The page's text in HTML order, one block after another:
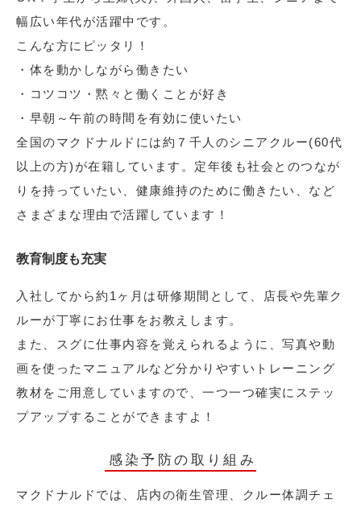
幅広い年代が活躍中です。
こんな方にピッタリ！
・体を動かしながら働きたい
・コツコツ・黙々と働くことが好き
・早朝～午前の時間を有効に使いたい
全国のマクドナルドには約７千人のシニアクルー(60代
以上の方)が在籍しています。定年後も社会とのつなが
りを持っていたい、健康維持のために働きたい、など
さまざまな理由で活躍しています！
教育制度も充実
入社してから約1ヶ月は研修期間として、店長や先輩ク
ルーが丁寧にお仕事をお教えします。
また、スグに仕事内容を覚えられるように、写真や動
画を使ったマニュアルなど分かりやすいトレーニング
教材をご用意していますので、一つ一つ確実にステッ
プアップすることができますよ！
感染予防の取り組み
マクドナルドでは、店内の衛生管理、クルー体調チェ